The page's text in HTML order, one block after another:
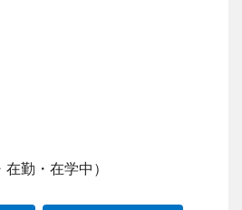
勤・在学中）